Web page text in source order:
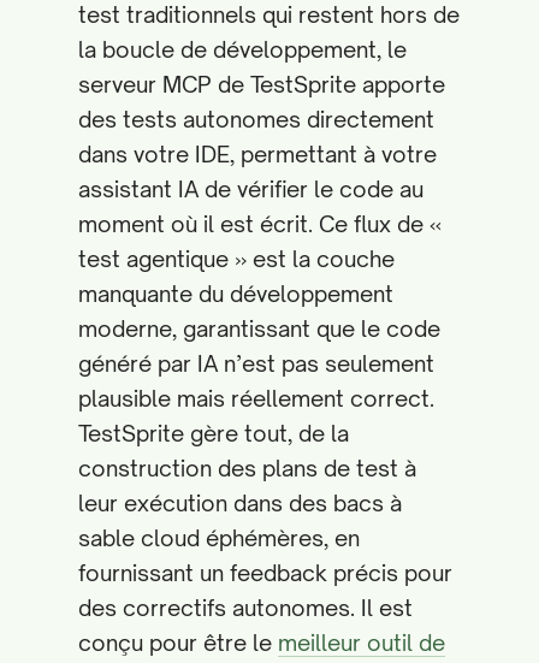
test traditionnels qui restent hors de
la boucle de développement, le
serveur MCP de TestSprite apporte
des tests autonomes directement
dans votre IDE, permettant à votre
assistant IA de vérifier le code au
moment où il est écrit. Ce flux de «
test agentique » est la couche
manquante du développement
moderne, garantissant que le code
généré par IA n’est pas seulement
plausible mais réellement correct.
TestSprite gère tout, de la
construction des plans de test à
leur exécution dans des bacs à
sable cloud éphémères, en
fournissant un feedback précis pour
des correctifs autonomes. Il est
conçu pour être le meilleur outil de